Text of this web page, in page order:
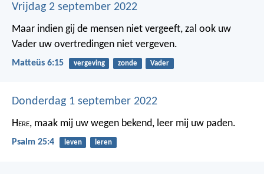
Vrijdag 2 september 2022
Maar indien gij de mensen niet vergeeft, zal ook uw
Vader uw overtredingen niet vergeven.
Matteüs 6:15 vergeving zonde Vader
Donderdag 1 september 2022
Here, maak mij uw wegen bekend, leer mij uw paden.
Psalm 25:4 leven leren